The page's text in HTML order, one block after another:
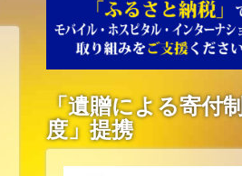
「遺贈による寄付制
度」提携